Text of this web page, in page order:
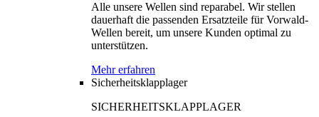
Alle unsere Wellen sind reparabel. Wir stellen
dauerhaft die passenden Ersatzteile für Vorwald-
Wellen bereit, um unsere Kunden optimal zu
unterstützen.
Mehr erfahren
Sicherheitsklapplager
SICHERHEITSKLAPPLAGER